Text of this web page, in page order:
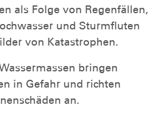
als Folge von Regenfällen,
und Sturmfluten
von Katastrophen.
bringen
in Gefahr und richten
an.